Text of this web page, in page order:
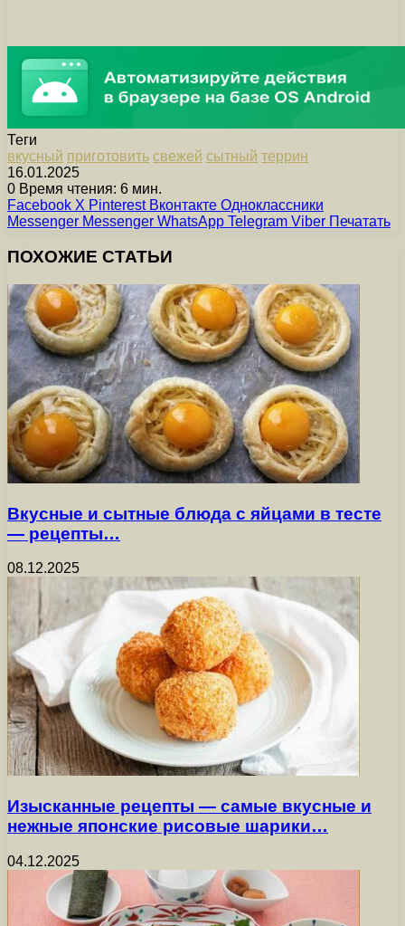
Теги
вкусный приготовить свежей сытный террин
16.01.2025
0 Время чтения: 6 мин.
Facebook X Pinterest Вконтакте Одноклассники
Messenger Messenger WhatsApp Telegram Viber Печатать
ПОХОЖИЕ СТАТЬИ
Вкусные и сытные блюда с яйцами в тесте
— рецепты…
08.12.2025
Изысканные рецепты — самые вкусные и
нежные японские рисовые шарики…
04.12.2025